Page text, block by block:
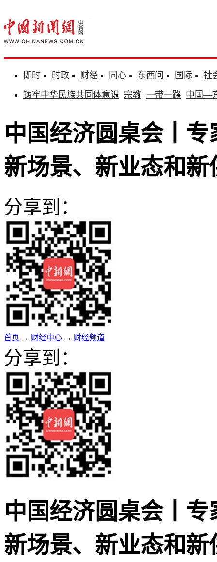
即时 时政 财经 同心 东西问 国际
社
铸牢中华民族共同体意识 宗教 一带一路 中国—
中国经济圆桌会丨
新场景、新业态和新
分享到：
首页 → 财经中心 → 财经频道
分享到：
中国经济圆桌会丨
新场景、新业态和新